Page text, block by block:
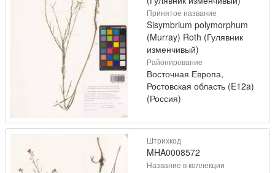
Принятое название
Sisymbrium polymorphum
(Murray) Roth (Гулявник
изменчивый)
Районирование
Восточная Европа,
Ростовская область (E12a)
(Россия)
Штрихкод
MHA0008572
Название в коллекции